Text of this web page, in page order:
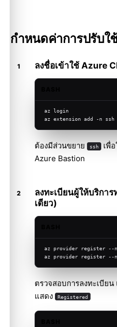
กำหนดค่าการปรับใ
ลงชื่อเข้าใช้ Azure
az login
az extension add -n ssh
ต้องมีส่วนขยาย ssh เพื่อ
Azure Bastion
ลงทะเบียนผู้ให้บริกา
เดียว)
az provider register --
az provider register --
ตรวจสอบการลงทะเบียน
แสดง
Registered